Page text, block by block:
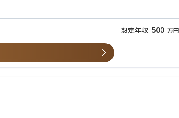
想定年収 500 万円